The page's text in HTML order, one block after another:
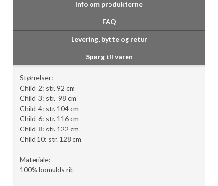
Info om produkterne
FAQ
Levering, bytte og retur
Spørg til varen
Størrelser:
Child 2: str. 92 cm
Child 3: str. 98 cm
Child 4: str. 104 cm
Child 6: str. 116 cm
Child 8: str. 122 cm
Child 10: str. 128 cm
Materiale:
100% bomulds rib